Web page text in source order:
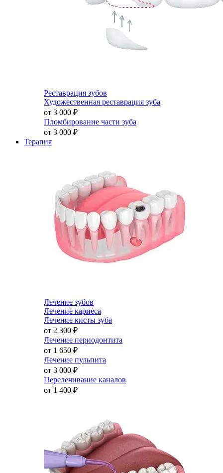
Реставрация зубов
Художественная реставрация зуба
от 3 000 ₽
Пломбирование части зуба
от 3 000 ₽
Терапия
Лечение зубов
Лечение кариеса
Лечение кисты зуба
от 2 300 ₽
Лечение периодонтита
от 1 650 ₽
Лечение пульпита
от 3 000 ₽
Перелечивание каналов
от 1 400 ₽